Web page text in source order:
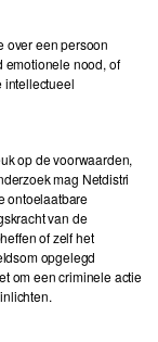
over een persoon
emotionele nood, of
intellectueel
op de voorwaarden,
mag Netdistri
ontoelaatbare
van de
of zelf het
opgelegd
om een criminele actie